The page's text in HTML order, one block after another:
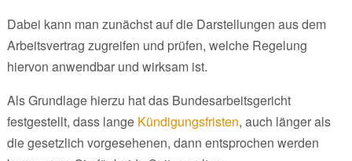
Dabei kann man zunächst auf die Darstellungen aus dem
Arbeitsvertrag zugreifen und prüfen, welche Regelung
hiervon anwendbar und wirksam ist.
Als Grundlage hierzu hat das Bundesarbeitsgericht
festgestellt, dass lange Kündigungsfristen, auch länger als
die gesetzlich vorgesehenen, dann entsprochen werden